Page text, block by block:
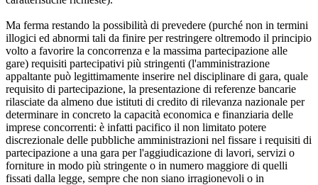
Ma ferma restando la possibilità di prevedere (purché non in termini
illogici ed abnormi tali da finire per restringere oltremodo il principio
volto a favorire la concorrenza e la massima partecipazione alle
gare) requisiti partecipativi più stringenti (l'amministrazione
appaltante può legittimamente inserire nel disciplinare di gara, quale
requisito di partecipazione, la presentazione di referenze bancarie
rilasciate da almeno due istituti di credito di rilevanza nazionale per
determinare in concreto la capacità economica e finanziaria delle
imprese concorrenti: è infatti pacifico il non limitato potere
discrezionale delle pubbliche amministrazioni nel fissare i requisiti di
partecipazione a una gara per l'aggiudicazione di lavori, servizi o
forniture in modo più stringente o in numero maggiore di quelli
fissati dalla legge, sempre che non siano irragionevoli o in